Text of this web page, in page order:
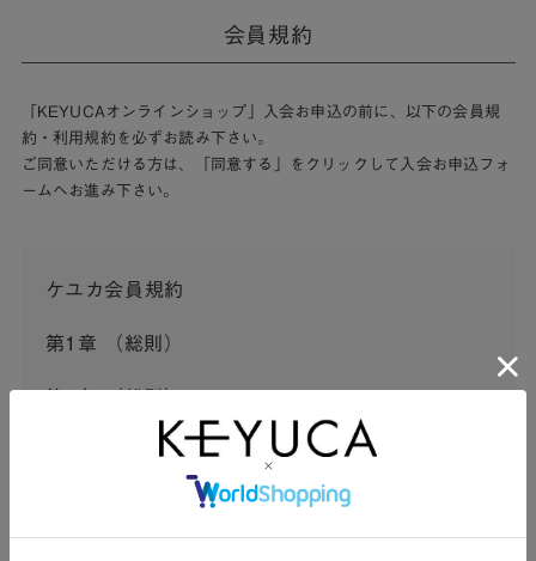
会員規約
「KEYUCAオンラインショップ」入会お申込の前に、以下の会員規
約・利用規約を必ずお読み下さい。
ご同意いただける方は、「同意する」をクリックして入会お申込フォ
ームへお進み下さい。
ケユカ会員規約
第1章 （総則）
この会員規約（以下「本規約」といいます。）は、河淳株
式会社ケユカ事業部（以下「弊社」といいます。）が提供
する一連のサービスに関し、弊社が次条の定めに従い入会